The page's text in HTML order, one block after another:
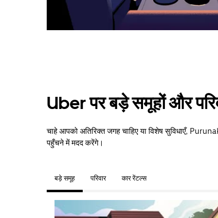
Uber पर बड़े समूहों और
चाहे आपको अतिरिक्त जगह चाहिए या विशेष सुविधाएँ,
पहुँचने में मदद करेंगे।
बड़े समूह परिवार कार रेंटल्स